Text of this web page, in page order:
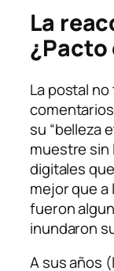
La
La postal
su “belleza
muestre sin
digitales
mejor que a
fueron
inundaron
A sus años